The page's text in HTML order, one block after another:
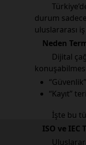
durum
uluslararası
Neden
Dijital
“Kayıt”
İşte bu tür
ISO ve